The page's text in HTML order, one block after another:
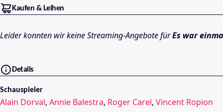
Kaufen & Leihen
Leider konnten wir keine Streaming-Angebote fürEs war
Details
Schauspieler
Alain Dorval, Annie Balestra, Roger Carel, Vincent Ropion